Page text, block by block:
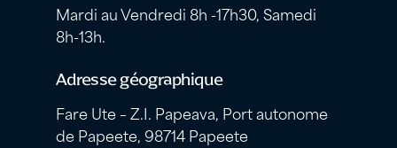
Mardi au Vendredi 8h -17h30, Samedi
8h-13h.
Adresse géographique
Fare Ute – Z.I. Papeava, Port autonome
de Papeete, 98714 Papeete